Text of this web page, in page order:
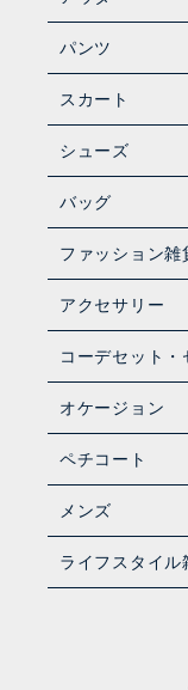
パンツ
スカート
シューズ
バッグ
ファッション雑
アクセサリー
コーデセット・
オケージョン
ペチコート
メンズ
ライフスタイル